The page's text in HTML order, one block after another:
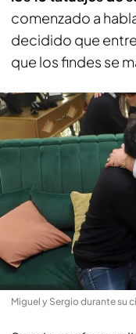
comenzado a
decidido que entre
que los findes se
Miguel y Sergio durante su